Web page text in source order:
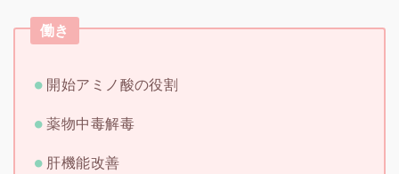
働き
開始アミノ酸の役割
薬物中毒解毒
肝機能改善